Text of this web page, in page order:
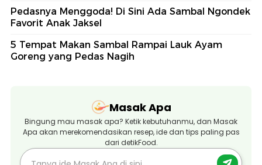
Pedasnya Menggoda! Di Sini Ada Sambal Ngondek
Favorit Anak Jaksel
5 Tempat Makan Sambal Rampai Lauk Ayam
Goreng yang Pedas Nagih
Masak Apa
Bingung mau masak apa? Ketik kebutuhanmu, dan Masak
Apa akan merekomendasikan resep, ide dan tips paling pas
dari detikFood.